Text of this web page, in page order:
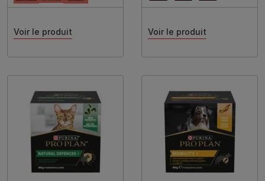
Voir le produit Voir le produit